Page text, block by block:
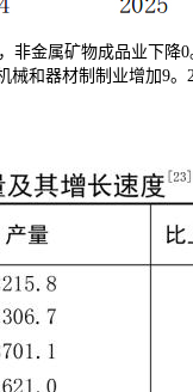
金属矿物成品业下降
和器材制制业增加9